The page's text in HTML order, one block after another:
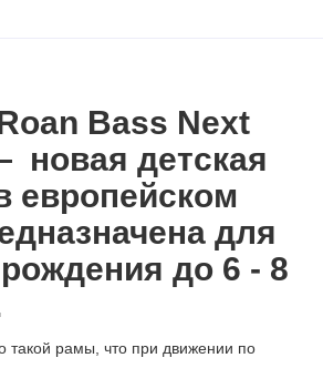
Bass Next
новая детская
европейском
для
до 6 - 8
такой рамы, что при движении по